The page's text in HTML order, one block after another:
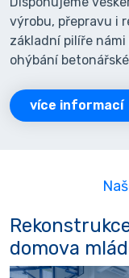
více informací
výrobu, přepravu i
základní pilíře
ohýbání
domova